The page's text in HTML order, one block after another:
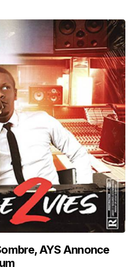
AYS Annonce